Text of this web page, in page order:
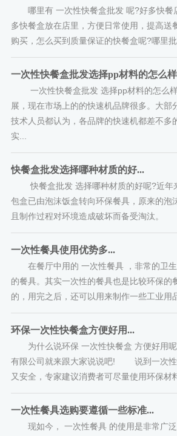
哪里有 一次性快餐盒批发 呢?好多快餐
多快餐盒放在店里，方便日常使用，提高送
购买，怎么买到质量保证的快餐盒呢?哪里
一次性快餐盒批发选择pp材料的怎么
一次性快餐盒批发 选择pp材料的怎么样
展，现在市场上的的快速机品牌很多。大部
技术人员都认为，各品牌的快速机都差不多
实...
快餐盒批发选择哪种材质的好...
快餐盒批发 选择哪种材质的好呢?近年
包盒已由泡沫饭盒转向环保餐具，原来的泡
且制作过程对环境造成破坏而备受淘汰。
一次性餐具使用优势多...
在餐厅中用的 一次性餐具 ，非常的卫生
的餐具。其实一次性的餐具也是比较环保的
的，用完之后，还可以用来制作一些工业
环保一次性快餐盒方便好用...
为什么说环保 一次性快餐盒 方便好用呢
有限公司就来跟大家说说吧! 说到一次性
又安全，专家建议消费者可尽量使用环保材
一次性餐具选购要遵循一些标准...
现如今， 一次性餐具 的使用是非常广泛